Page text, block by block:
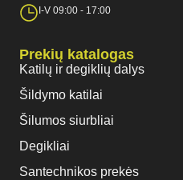
I-V 09:00 - 17:00
Prekių katalogas
Katilų ir degiklių dalys
Šildymo katilai
Šilumos siurbliai
Degikliai
Santechnikos prekės